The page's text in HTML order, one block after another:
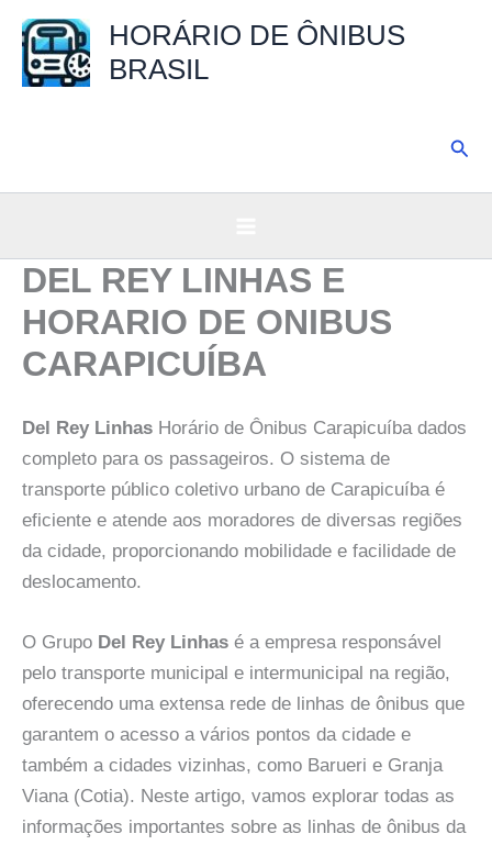
para
HORÁRIO DE ÔNIBUS
BRASIL
DEL REY LINHAS E
HORARIO DE ONIBUS
CARAPICUÍBA
Del Rey Linhas Horário de Ônibus Carapicuíba dados
completo para os passageiros. O sistema de
transporte público coletivo urbano de Carapicuíba é
eficiente e atende aos moradores de diversas regiões
da cidade, proporcionando mobilidade e facilidade de
deslocamento.
O Grupo Del Rey Linhas é a empresa responsável
pelo transporte municipal e intermunicipal na região,
oferecendo uma extensa rede de linhas de ônibus que
garantem o acesso a vários pontos da cidade e
também a cidades vizinhas, como Barueri e Granja
Viana (Cotia). Neste artigo, vamos explorar todas as
informações importantes sobre as linhas de ônibus da